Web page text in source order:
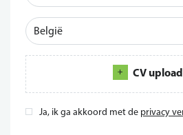
CV
Ja, ik ga akkoord met de privacy